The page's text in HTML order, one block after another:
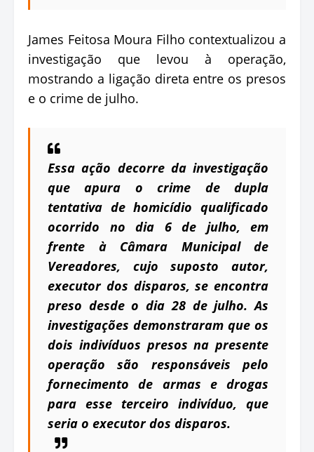
James Feitosa Moura Filho contextualizou a
investigação que levou à operação,
mostrando a ligação direta entre os presos
e o crime de julho.
Essa ação decorre da investigação
que apura o crime de dupla
tentativa de homicídio qualificado
ocorrido no dia 6 de julho, em
frente à Câmara Municipal de
Vereadores, cujo suposto autor,
executor dos disparos, se encontra
preso desde o dia 28 de julho. As
investigações demonstraram que os
dois indivíduos presos na presente
operação são responsáveis pelo
fornecimento de armas e drogas
para esse terceiro indivíduo, que
seria o executor dos disparos.